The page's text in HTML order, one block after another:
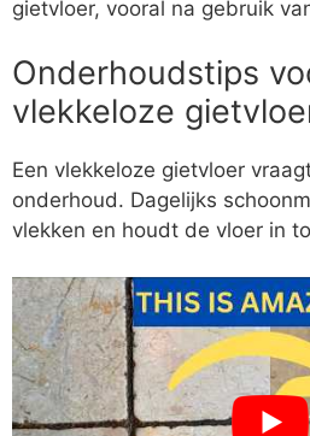
gietvloer, vooral na gebruik
Onderhoudstips
vlekkeloze
Een vlekkeloze gietvloer
onderhoud. Dagelijks
vlekken en houdt de vloer in